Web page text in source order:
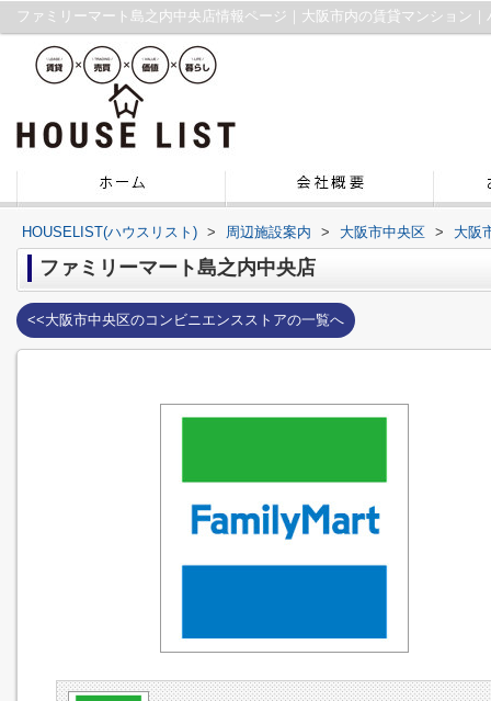
ファミリーマート島之内中央店情報ページ｜大阪市内の賃貸マンション
HOUSELIST(ハウスリスト) > 周辺施設案内 > 大阪市中央区 > 大阪
ファミリーマート島之内中央店
<<大阪市中央区のコンビニエンスストアの一覧へ